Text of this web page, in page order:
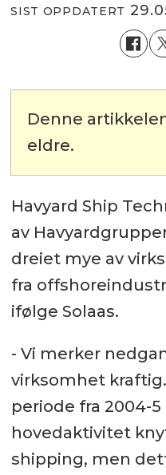
SIST OPPDATERT
Denne
eldre.
Havyard Ship
av
dreiet mye av
fra
ifølge Solaas.
- Vi merker
virksomhet
periode fra 2004-5
hovedaktivitet
shipping, men